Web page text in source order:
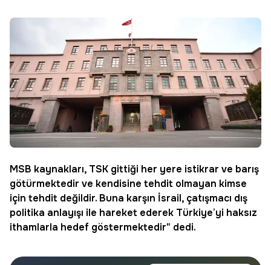
MSB kaynakları, TSK gittiği her yere istikrar ve barış
götürmektedir ve kendisine tehdit olmayan kimse
için tehdit değildir. Buna karşın İsrail, çatışmacı dış
politika anlayışı ile hareket ederek Türkiye’yi haksız
ithamlarla hedef göstermektedir" dedi.